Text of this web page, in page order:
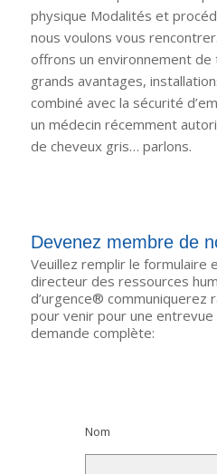
physique Modalités et
nous voulons vous
offrons un environnement de
grands avantages,
combiné avec la sécurité
un médecin récemment
de cheveux gris… parlons.
Devenez membre de
Veuillez remplir le formulaire
directeur des ressources
d’urgence® communiquerez
pour venir pour une
demande complète:
Nom